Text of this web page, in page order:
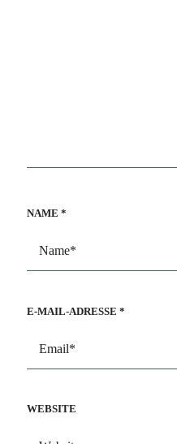
NAME *
E-MAIL-ADRESSE *
WEBSITE